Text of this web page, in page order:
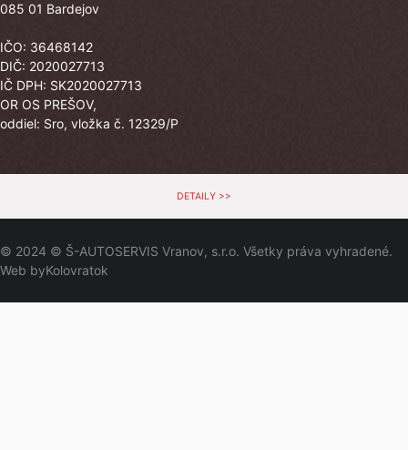
085 01 Bardejov
IČO: 36468142
DIČ: 2020027713
IČ DPH: SK2020027713
OR OS PREŠOV,
oddiel: Sro, vložka č. 12329/P
DETAILY >>
© 2024 © Š-AUTOSERVIS Vranov, s.r.o. Všetky práva vyhradené.
Web byKolovratok